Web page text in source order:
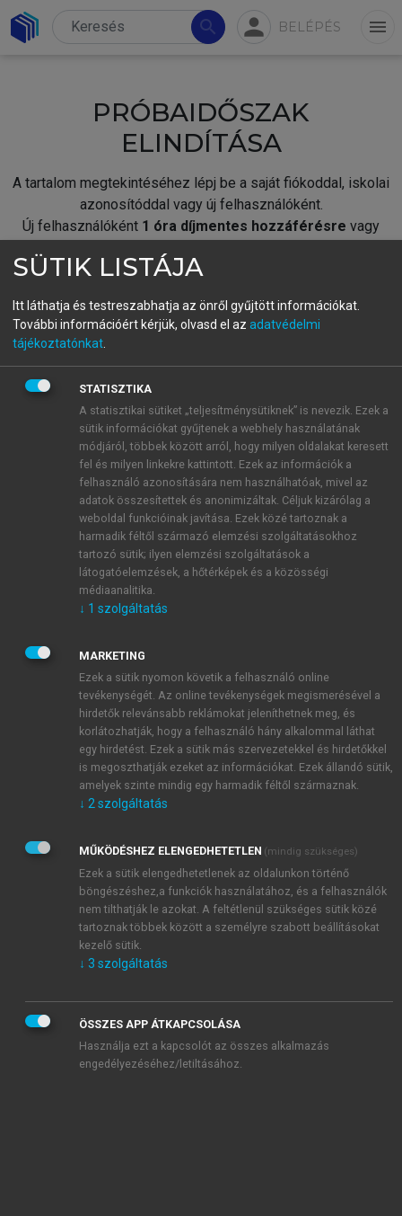
search person BELÉPÉS menu
PRÓBAIDŐSZAK
ELINDÍTÁSA
A tartalom megtekintéséhez lépj be a saját fiókoddal, iskolai
azonosítóddal vagy új felhasználóként.
Új felhasználóként 1 óra díjmentes hozzáférésre vagy
fiókoddal,vagy hozz létre új fiókot.
A regisztráció után apróbaidőszakautomatikusan
BELÉPÉS SAJÁT FIÓKKAL
ÚJ FIÓK LÉTREHOZÁSA
1 óra díjmentes hozzáférés
E-MAIL-CÍM
JELSZÓ
JELSZÓ ÚJRA
Kérek értesítést a MeRSZ újdonságairól, akcióiról.
Kérek értesítést az Akadémiai Kiadó Zrt. újdonságairól,
Adatkezelési tájékoztatóbanfoglaltakat tudomásul
veszem és elfogadom.
Általános vásárlási feltételeket, valamint a szotar.netés a
mersz.huoldalak licencszerződéseiben foglaltakat
tudomásul veszem és elfogadom.
KIPRÓBÁLOM
SÜTIK LISTÁJA
Itt láthatja és testreszabhatja az önről gyűjtött információkat.
További információért kérjük, olvasd el az adatvédelmi
tájékoztatónkat
STATISZTIKA
A statisztikai sütiket „teljesítménysütiknek” is nevezik. Ezek a
sütik információkat gyűjtenek a webhely használatának
módjáról, többek között arról, hogy milyen oldalakat keresett
fel és milyen linkekre kattintott. Ezek az információk a
felhasználó azonosítására nem használhatóak, mivel az
adatok összesítettek és anonimizáltak. Céljuk kizárólag a
weboldal funkcióinak javítása. Ezek közé tartoznak a
harmadik féltől származó elemzési szolgáltatásokhoz
tartozó sütik; ilyen elemzési szolgáltatások a
látogatóelemzések, a hőtérképek és a közösségi
médiaanalitika.
↓ 1 szolgáltatás
MARKETING
Ezek a sütik nyomon követik a felhasználó online
tevékenységét. Az online tevékenységek megismerésével a
hirdetők relevánsabb reklámokat jeleníthetnek meg, és
korlátozhatják, hogy a felhasználó hány alkalommal láthat
egy hirdetést. Ezek a sütik más szervezetekkel és hirdetőkkel
is megoszthatják ezeket az információkat. Ezek állandó sütik,
amelyek szinte mindig egy harmadik féltől származnak.
↓ 2 szolgáltatás
MŰKÖDÉSHEZ ELENGEDHETETLEN (mindig szükséges)
Ezek a sütik elengedhetetlenek az oldalunkon történő
böngészéshez,a funkciók használatához, és a felhasználók
nem tilthatják le azokat. A feltétlenül szükséges sütik közé
tartoznak többek között a személyre szabott beállításokat
kezelő sütik.
↓ 3 szolgáltatás
ÖSSZES APP ÁTKAPCSOLÁSA
Használja ezt a kapcsolót az összes alkalmazás
engedélyezéséhez/letiltásához.